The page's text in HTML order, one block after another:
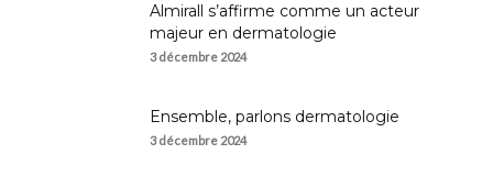
Almirall s’affirme comme un acteur
majeur en dermatologie
3 décembre 2024
Ensemble, parlons dermatologie
3 décembre 2024